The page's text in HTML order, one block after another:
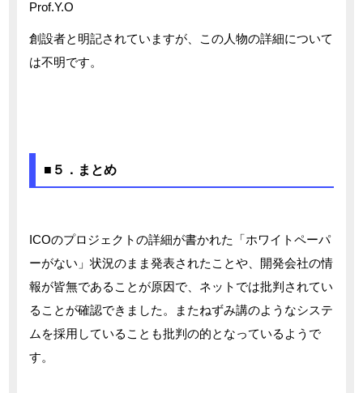
Prof.Y.O
創設者と明記されていますが、この人物の詳細について
は不明です。
■５．まとめ
ICOのプロジェクトの詳細が書かれた「ホワイトペーパ
ーがない」状況のまま発表されたことや、開発会社の情
報が皆無であることが原因で、ネットでは批判されてい
ることが確認できました。またねずみ講のようなシステ
ムを採用していることも批判の的となっているようで
す。